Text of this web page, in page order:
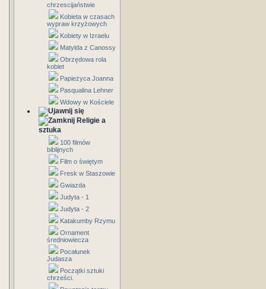
chrzescijaństwie
Kobieta w czasach
wypraw krzyżowych
Kobiety w Izraelu
Matylda z Canossy
Obrzędowa rola
kobiet
Papieżyca Joanna
Pasqualina Lehner
Wdowy w Kościele
Religie a
sztuka
100 filmów
biblijnych
Film o świętym
Fresk w Staszowie
Gwiazda
Judyta - 1
Judyta - 2
Katakumby Rzymu
Ornament
średniowiecza
Pocałunek
Judasza
Początki sztuki
chrześci.